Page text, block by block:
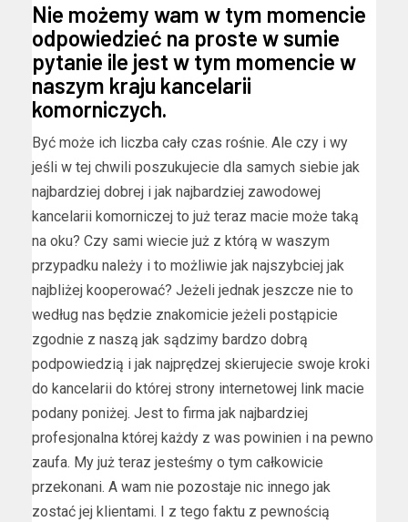
Nie możemy wam w tym momencie
odpowiedzieć na proste w sumie
pytanie ile jest w tym momencie w
naszym kraju kancelarii
komorniczych.
Być może ich liczba cały czas rośnie. Ale czy i wy
jeśli w tej chwili poszukujecie dla samych siebie jak
najbardziej dobrej i jak najbardziej zawodowej
kancelarii komorniczej to już teraz macie może taką
na oku? Czy sami wiecie już z którą w waszym
przypadku należy i to możliwie jak najszybciej jak
najbliżej kooperować? Jeżeli jednak jeszcze nie to
według nas będzie znakomicie jeżeli postąpicie
zgodnie z naszą jak sądzimy bardzo dobrą
podpowiedzią i jak najprędzej skierujecie swoje kroki
do kancelarii do której strony internetowej link macie
podany poniżej. Jest to firma jak najbardziej
profesjonalna której każdy z was powinien i na pewno
zaufa. My już teraz jesteśmy o tym całkowicie
przekonani. A wam nie pozostaje nic innego jak
zostać jej klientami. I z tego faktu z pewnością